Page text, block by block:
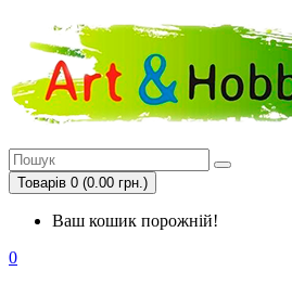
Товарів 0 (0.00 грн.)
Ваш кошик порожній!
0